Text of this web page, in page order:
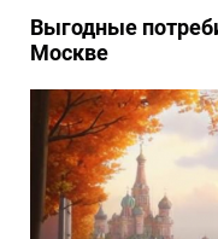
Выгодные
Москве